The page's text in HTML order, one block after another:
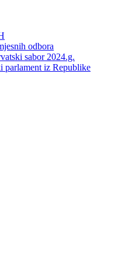
odbora
sabor 2024.g.
parlament iz Republike